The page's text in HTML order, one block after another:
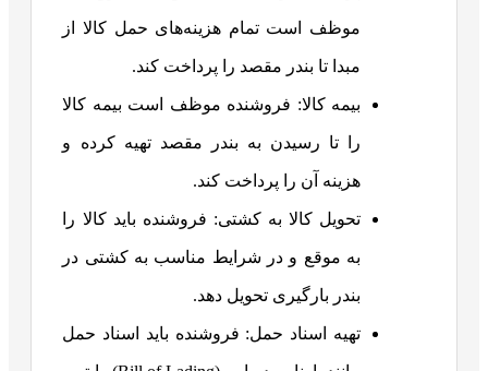
موظف است تمام هزینه‌های حمل کالا از
مبدا تا بندر مقصد را پرداخت کند.
بیمه کالا: فروشنده موظف است بیمه کالا
را تا رسیدن به بندر مقصد تهیه کرده و
هزینه آن را پرداخت کند.
تحویل کالا به کشتی: فروشنده باید کالا را
به موقع و در شرایط مناسب به کشتی در
بندر بارگیری تحویل دهد.
تهیه اسناد حمل: فروشنده باید اسناد حمل